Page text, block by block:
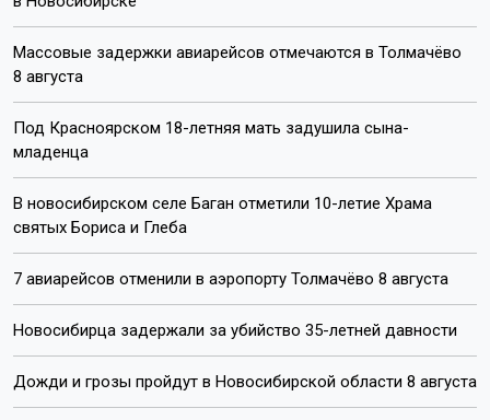
Массовые задержки авиарейсов отмечаются в Толмачёво
8 августа
Под Красноярском 18-летняя мать задушила сына-
младенца
В новосибирском селе Баган отметили 10-летие Храма
святых Бориса и Глеба
7 авиарейсов отменили в аэропорту Толмачёво 8 августа
Новосибирца задержали за убийство 35-летней давности
Дожди и грозы пройдут в Новосибирской области 8 августа